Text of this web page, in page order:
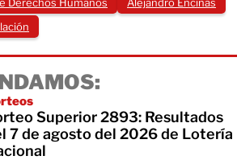
Superior 2893: Resultados
7 de agosto del 2026 de Lotería